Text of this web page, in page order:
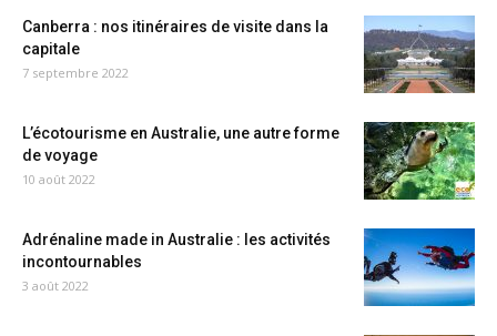
Canberra : nos itinéraires de visite dans la
capitale
7 septembre 2022
L’écotourisme en Australie, une autre forme
de voyage
10 août 2022
Adrénaline made in Australie : les activités
incontournables
3 août 2022